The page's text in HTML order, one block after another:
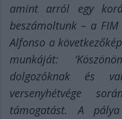
amint arról egy
beszámoltunk – a
Alfonso a
munkáját:
dolgozóknak és
versenyhétvége
támogatást. A